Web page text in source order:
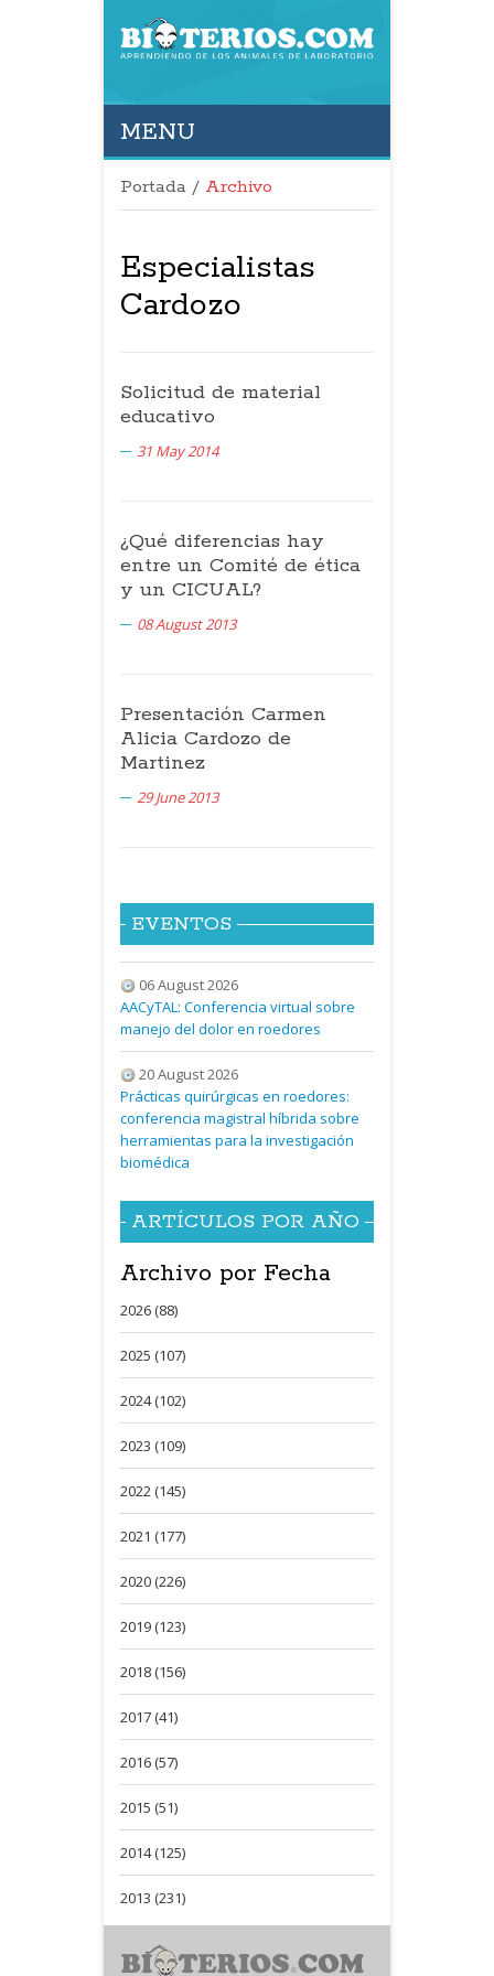
MENU
Portada / Archivo
Especialistas
Cardozo
Solicitud de material
educativo
31 May 2014
¿Qué diferencias hay
entre un Comité de ética
y un CICUAL?
08 August 2013
Presentación Carmen
Alicia Cardozo de
Martinez
29 June 2013
EVENTOS
06 August 2026
AACyTAL: Conferencia virtual sobre
manejo del dolor en roedores
20 August 2026
Prácticas quirúrgicas en roedores:
conferencia magistral híbrida sobre
herramientas para la investigación
biomédica
ARTÍCULOS POR AÑO
Archivo por Fecha
2026 (88)
2025 (107)
2024 (102)
2023 (109)
2022 (145)
2021 (177)
2020 (226)
2019 (123)
2018 (156)
2017 (41)
2016 (57)
2015 (51)
2014 (125)
2013 (231)